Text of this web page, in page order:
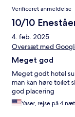
Verificeret anmeldelse
10/10
4. feb. 2025
Oversæt med
Meget god
Meget godt hotel
man kan høre toilet
god placering
Yaser, rejse på 4